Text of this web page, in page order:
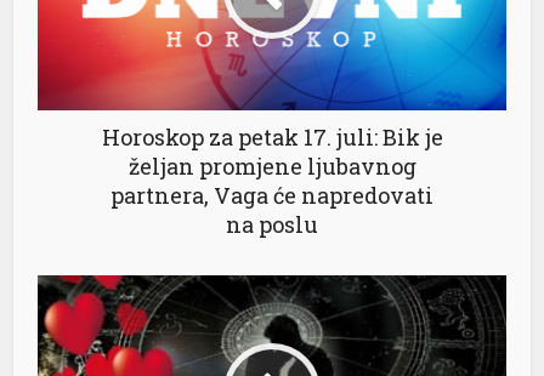
Horoskop za petak 17. juli: Bik je
željan promjene ljubavnog
partnera, Vaga će napredovati
na poslu